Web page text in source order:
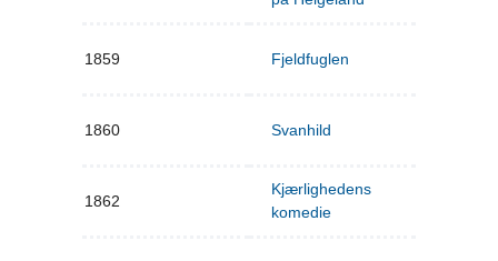
1859 Fjeldfuglen
1860 Svanhild
1862
Kjærlighedens
komedie